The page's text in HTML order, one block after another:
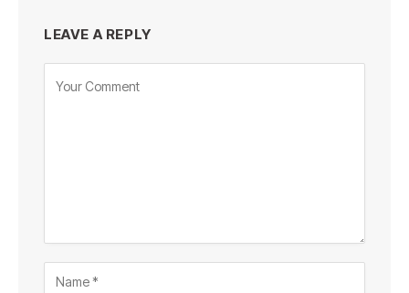
LEAVE A REPLY